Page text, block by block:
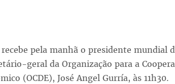
pela manhã o presidente mundial
geral da Organização para a
(OCDE), José Angel Gurría, às 11h30.